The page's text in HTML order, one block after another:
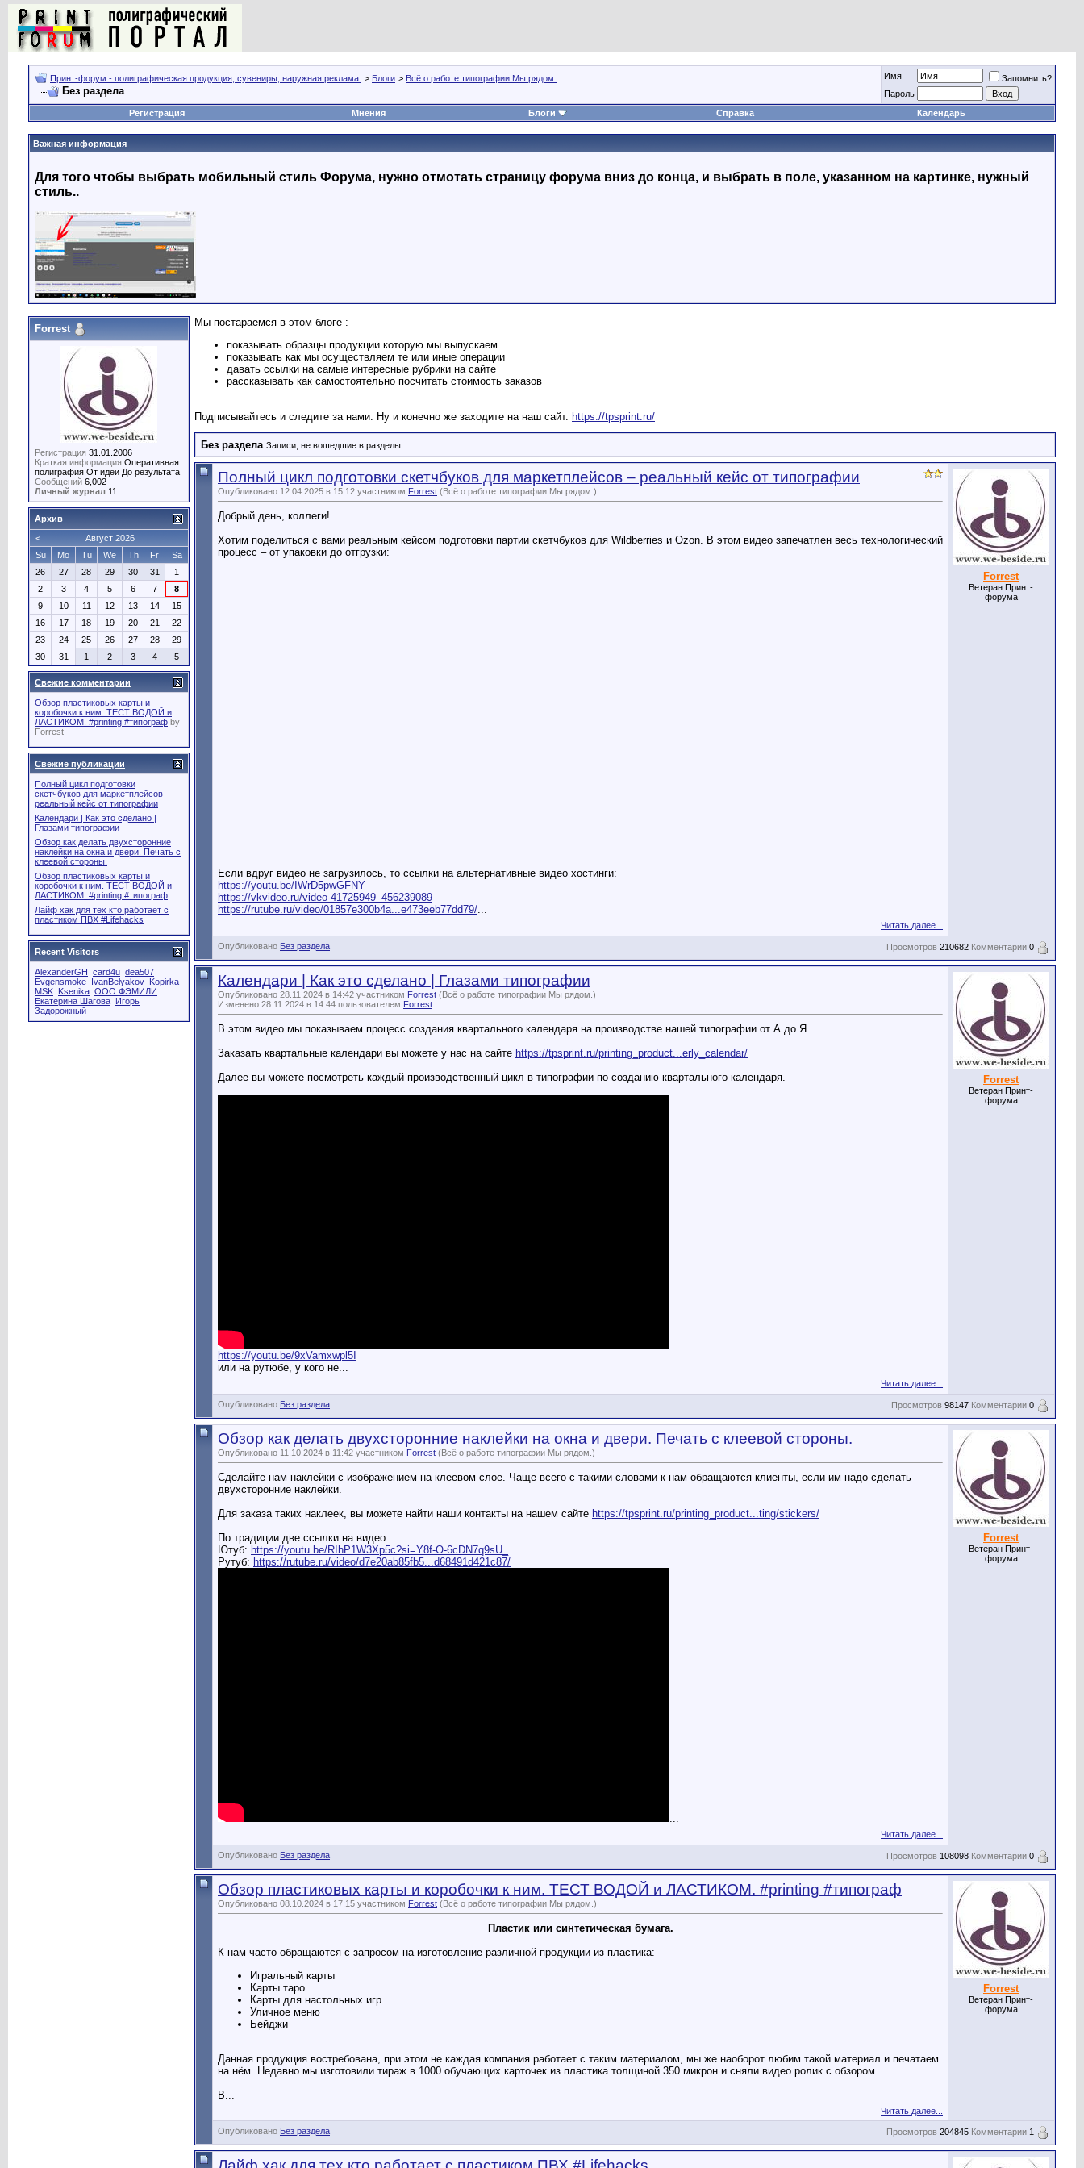
Принт-форум - полиграфическая продукция, сувениры, наружная реклама. > Блоги > Всё о работе типографии Мы рядом.
Без раздела
Имя
Запомнить?
Пapoль
Регистрация
Мнения Блоги Справка Календарь
Важная информация
Для того чтобы выбрать мобильный стиль Форума, нужно отмотать страницу форума вниз до конца, и выбрать в поле, указанном на картинке, нужный
стиль..
Мы постараемся в этом блоге :
показывать образцы продукции которую мы выпускаем
показывать как мы осуществляем те или иные операции
давать ссылки на самые интересные рубрики на сайте
рассказывать как самостоятельно посчитать стоимость заказов
Подписывайтесь и следите за нами. Ну и конечно же заходите на наш сайт. https://tpsprint.ru/
Без раздела Записи, не вошедшие в разделы
Полный цикл подготовки скетчбуков для маркетплейсов – реальный кейс от типографии
Опубликовано 12.04.2025 в 15:12 участником Forrest (Всё о работе типографии Мы рядом.)
Добрый день, коллеги!
Хотим поделиться с вами реальным кейсом подготовки партии скетчбуков для Wildberries и Ozon. В этом видео запечатлен весь технологический
процесс – от упаковки до отгрузки:
Если вдруг видео не загрузилось, то ссылки на альтернативные видео хостинги:
https://youtu.be/IWrD5pwGFNY
https://vkvideo.ru/video-41725949_456239089
https://rutube.ru/video/01857e300b4a...e473eeb77dd79/...
Читать далее...
Forrest
Ветеран Принт-
форума
Опубликовано Без раздела Просмотров 210682 Комментарии 0
Календари | Как это сделано | Глазами типографии
Опубликовано 28.11.2024 в 14:42 участником Forrest (Всё о работе типографии Мы рядом.)
Изменено 28.11.2024 в 14:44 пользователем Forrest
В этом видео мы показываем процесс создания квартального календаря на производстве нашей типографии от А до Я.
Заказать квартальные календари вы можете у нас на сайте https://tpsprint.ru/printing_product...erly_calendar/
Далее вы можете посмотреть каждый производственный цикл в типографии по созданию квартального календаря.
https://youtu.be/9xVamxwpl5I
или на рутюбе, у кого не...
Читать далее...
Forrest
Ветеран Принт-
форума
Опубликовано Без раздела Просмотров 98147 Комментарии 0
Обзор как делать двухсторонние наклейки на окна и двери. Печать с клеевой стороны.
Опубликовано 11.10.2024 в 11:42 участником Forrest (Всё о работе типографии Мы рядом.)
Сделайте нам наклейки с изображением на клеевом слое. Чаще всего с такими словами к нам обращаются клиенты, если им надо сделать
двухсторонние наклейки.
Для заказа таких наклеек, вы можете найти наши контакты на нашем сайте https://tpsprint.ru/printing_product...ting/stickers/
По традиции две ссылки на видео:
Ютуб: https://youtu.be/RIhP1W3Xp5c?si=Y8f-O-6cDN7q9sU_
Рутуб: https://rutube.ru/video/d7e20ab85fb5...d68491d421c87/
...
Читать далее...
Forrest
Ветеран Принт-
форума
Опубликовано Без раздела Просмотров 108098 Комментарии 0
Обзор пластиковых карты и коробочки к ним. ТЕСТ ВОДОЙ и ЛАСТИКОМ. #printing #типограф
Опубликовано 08.10.2024 в 17:15 участником Forrest (Всё о работе типографии Мы рядом.)
Пластик или синтетическая бумага.
К нам часто обращаются с запросом на изготовление различной продукции из пластика:
Игральный карты
Карты таро
Карты для настольных игр
Уличное меню
Бейджи
Данная продукция востребована, при этом не каждая компания работает с таким материалом, мы же наоборот любим такой материал и печатаем
на нём. Недавно мы изготовили тираж в 1000 обучающих карточек из пластика толщиной 350 микрон и сняли видео ролик с обзором.
В...
Читать далее...
Forrest
Ветеран Принт-
форума
Опубликовано Без раздела Просмотров 204845 Комментарии 1
Forrest
Регистрация 31.01.2006
Краткая информация Оперативная
полиграфия От идеи До результата
Сообщений 6,002
Личный журнал 11
Архив
<
Август 2026
Su
Mo Tu We Th Fr
Sa
26
27 28 29 30 31
1
2
3 4 5 6 7
8
9
10 11 12 13 14
15
16
17 18 19 20 21
22
23
24 25 26 27 28
29
30
31 1 2 3 4 5
Свежие комментарии
Обзор пластиковых карты и
коробочки к ним. ТЕСТ ВОДОЙ и
ЛАСТИКОМ. #printing #типограф by
Forrest
Свежие публикации
Полный цикл подготовки
скетчбуков для маркетплейсов –
реальный кейс от типографии
Календари | Как это сделано |
Глазами типографии
Обзор как делать двухсторонние
наклейки на окна и двери. Печать с
клеевой стороны.
Обзор пластиковых карты и
коробочки к ним. ТЕСТ ВОДОЙ и
ЛАСТИКОМ. #printing #типограф
Лайф хак для тех кто работает с
пластиком ПВХ #Lifehacks
Recent Visitors
AlexanderGH card4u dea507
Evgensmoke
IvanBelyakov
Kopirka
MSK
Ksenika OOO ФЭМИЛИ
Екатерина Шагова Игорь
Задорожный